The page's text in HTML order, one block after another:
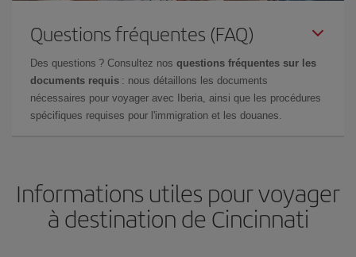
Questions fréquentes (FAQ)
Des questions ? Consultez nos questions fréquentes sur les
documents requis : nous détaillons les documents
nécessaires pour voyager avec Iberia, ainsi que les procédures
spécifiques requises pour l'immigration et les douanes.
Informations utiles pour voyager
à destination de Cincinnati